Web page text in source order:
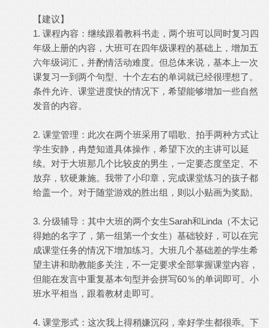
【建议】
1. 课程内容：继续跟着教科书走，两个班可以同时复习四
年级上册的内容，大班可在四年级课程的基础上，增加五
六年级词汇，并酌情活动难度。但总体来说，基本上一次
课复习一到两个句型、十个左右的单词就已经很理想了。
条件允许、课堂进度快的情况下，希望能够增加一些自然
发音的内容。
2. 课堂管理：此次在两个班采用了唱歌、拍手两种方式让
学生安静，冉楚知道具体操作，希望下次的主讲可以延
续。对于大班那几个比较皮的男生，一定要态度坚定、不
放弃，软硬兼施。我带了小印章，完成课堂练习的孩子都
给盖一个。对于随堂游戏的胜出组，则以小贴画为奖励。
3. 分级辅导：其中大班的两个女生Sarah和Linda（不太记
得她的名字了，第一组第一个女生）基础较好，可以在完
成课堂任务的情况下增加练习。大班几个基础差的学生希
望主讲和助教能多关注，不一定要求全部掌握课堂内容，
但能在发言中重复基本句型并会拼写60％的单词即可。小
班水平相当，跟着教材走即可。
4. 课堂形式：这次我上得稍嫌沉闷，幸好学生都很乖。下